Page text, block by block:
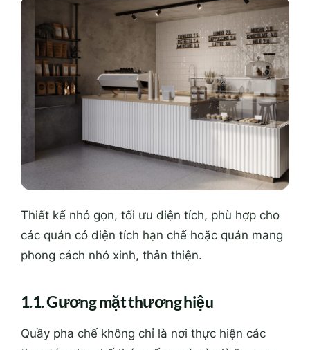
Thiết kế nhỏ gọn, tối ưu diện tích, phù hợp cho
các quán có diện tích hạn chế hoặc quán mang
phong cách nhỏ xinh, thân thiện.
1.1. Gương mặt thương hiệu
Quầy pha chế không chỉ là nơi thực hiện các